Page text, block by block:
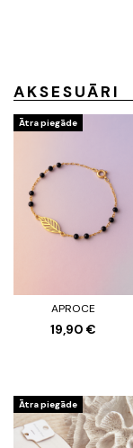
AKSESUĀRI
Ātra piegāde
APROCE
19,90 €
Ātra piegāde